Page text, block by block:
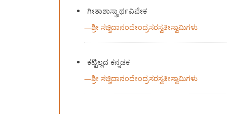
ಗೀತಾಶಾಸ್ತ್ರಾರ್ಥವಿವೇಕ
—ಶ್ರೀ ಸಚ್ಚಿದಾನಂದೇಂದ್ರಸರಸ್ವತೀಸ್ವಾಮಿಗಳು
ಕಟ್ಟಿಲ್ಲದ ಕನ್ನಡಕ
—ಶ್ರೀ ಸಚ್ಚಿದಾನಂದೇಂದ್ರಸರಸ್ವತೀಸ್ವಾಮಿಗಳು